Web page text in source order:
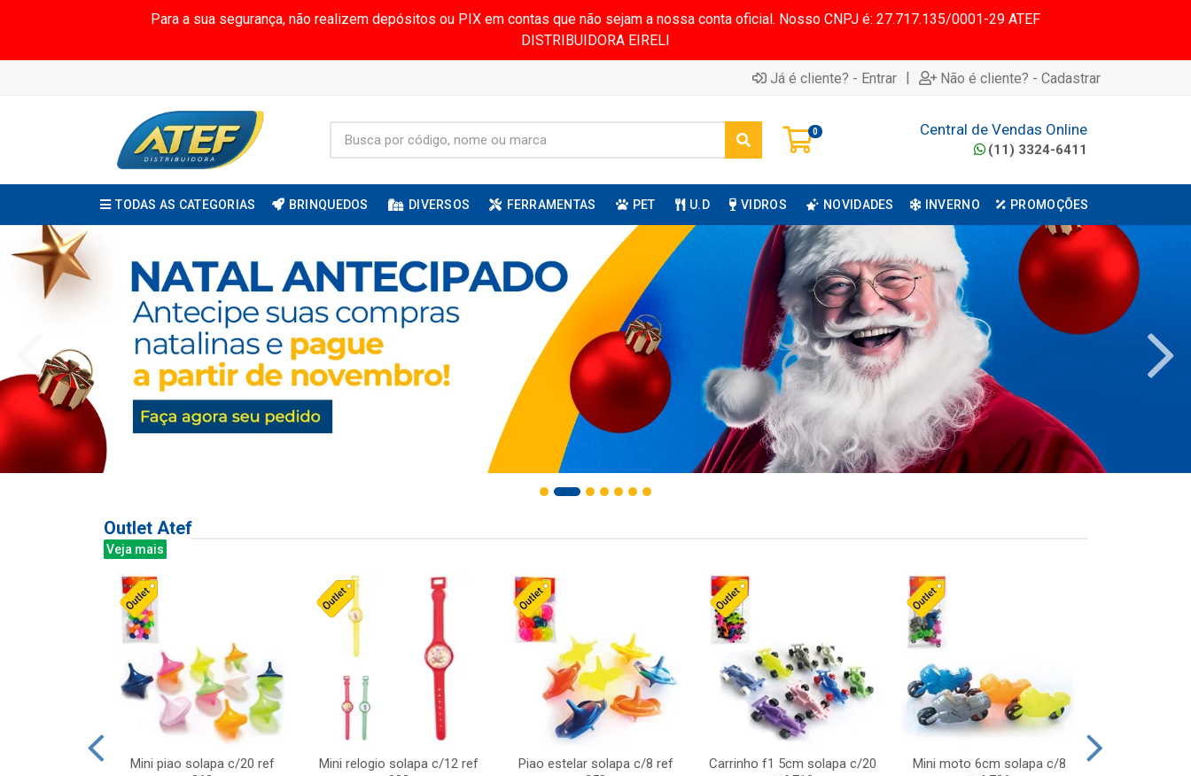
Para a sua segurança, não realizem depósitos ou PIX em contas que não sejam a nossa conta oficial. Nosso CNPJ é: 27.717.135/0001-29 ATEF
DISTRIBUIDORA EIRELI
Já é cliente? - Entrar | Não é cliente? - Cadastrar
0 Central de Vendas Online
(11) 3324-6411
TODAS AS CATEGORIAS BRINQUEDOS DIVERSOS FERRAMENTAS PET U.D VIDROS NOVIDADES INVERNO PROMOÇÕES
Outlet Atef
Veja mais
Mini piao solapa c/20 ref
Mini relogio solapa c/12 ref
Piao estelar solapa c/8 ref
Carrinho f1 5cm solapa c/20
Mini moto 6cm solapa c/8